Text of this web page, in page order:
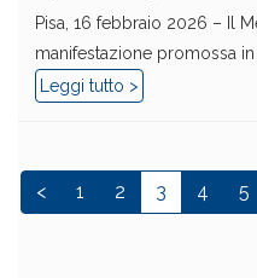
Pisa, 16 febbraio 2026 – Il
manifestazione promossa in
Leggi tutto >
< 1 2 3 4 5